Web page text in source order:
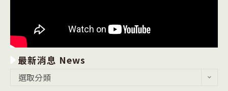
最新消息 News
選取分類